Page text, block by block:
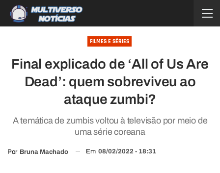
FILMES E SÉRIES
Final explicado de ‘All of Us Are
Dead’: quem sobreviveu ao
ataque zumbi?
A temática de zumbis voltou à televisão por meio de
uma série coreana
Por Bruna Machado Em 08/02/2022 - 18:31